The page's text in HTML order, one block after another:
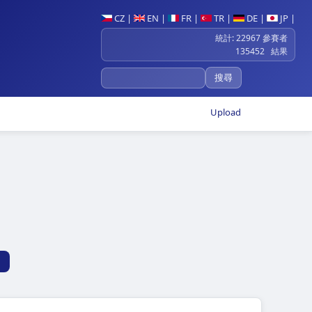
CZ | EN | FR | TR | DE | JP |
統計: 22967 參賽者
135452 結果
Upload